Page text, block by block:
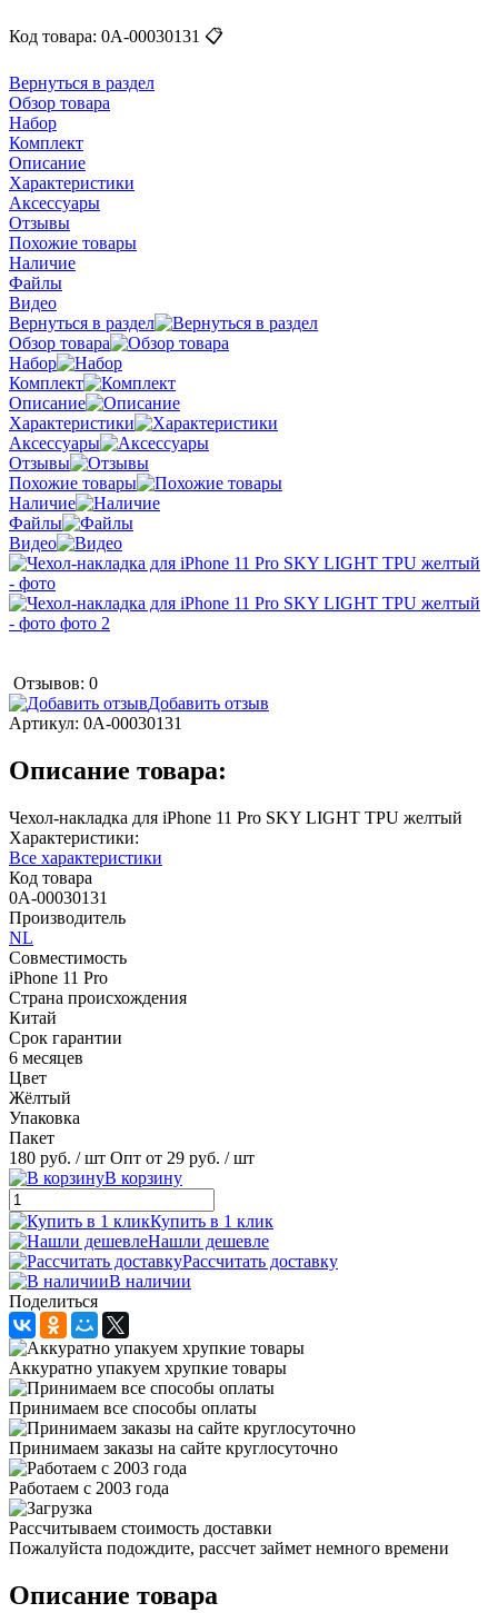
Код товара: 0А-00030131 📋
Вернуться в раздел
Обзор товара
Набор
Комплект
Описание
Характеристики
Аксессуары
Отзывы
Похожие товары
Наличие
Файлы
Видео
Вернуться в раздел
Обзор товара
Набор
Комплект
Описание
Характеристики
Аксессуары
Отзывы
Похожие товары
Наличие
Файлы
Видео
Отзывов: 0
Добавить отзыв
Артикул: 0А-00030131
Описание товара:
Чехол-накладка для iPhone 11 Pro SKY LIGHT TPU желтый
Характеристики:
Все характеристики
Код товара
0А-00030131
Производитель
NL
Совместимость
iPhone 11 Pro
Страна происхождения
Китай
Срок гарантии
6 месяцев
Цвет
Жёлтый
Упаковка
Пакет
180 руб. / шт Опт от 29 руб. / шт
В корзину
Купить в 1 клик
Нашли дешевле
Рассчитать доставку
В наличии
Поделиться
Аккуратно упакуем хрупкие товары
Принимаем все способы оплаты
Принимаем заказы на сайте круглосуточно
Работаем с 2003 года
Рассчитываем стоимость доставки
Пожалуйста подождите, рассчет займет немного времени
Описание товара